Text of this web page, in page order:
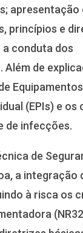
apresentação
princípios e
conduta dos
Além de
(EPIs) e os
de infecções.
de
a integração
à risca os